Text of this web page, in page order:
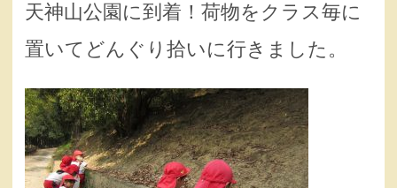
天神山公園に到着！荷物をクラス毎に
置いてどんぐり拾いに行きました。